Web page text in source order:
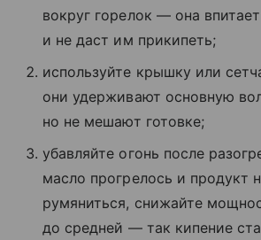
вокруг горелок — она
и не даст им прикипеть;
используйте крышку или
они удерживают основную
но не мешают готовке;
убавляйте огонь после
масло прогрелось и продукт
румяниться, снижайте
до средней — так кипение